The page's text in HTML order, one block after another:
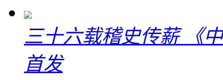
三十六载稽史传薪 《
首发